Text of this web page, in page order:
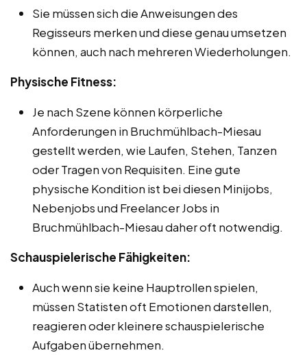
Sie müssen sich die Anweisungen des
Regisseurs merken und diese genau umsetzen
können, auch nach mehreren Wiederholungen.
Physische Fitness:
Je nach Szene können körperliche
Anforderungen in Bruchmühlbach-Miesau
gestellt werden, wie Laufen, Stehen, Tanzen
oder Tragen von Requisiten. Eine gute
physische Kondition ist bei diesen Minijobs,
Nebenjobs und Freelancer Jobs in
Bruchmühlbach-Miesau daher oft notwendig.
Schauspielerische Fähigkeiten:
Auch wenn sie keine Hauptrollen spielen,
müssen Statisten oft Emotionen darstellen,
reagieren oder kleinere schauspielerische
Aufgaben übernehmen.